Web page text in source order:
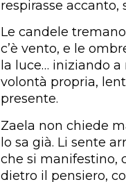
respirasse accanto,
Le candele
c’è vento, e le
la luce… iniziando
volontà propria,
presente.
Zaela non chiede
lo sa già. Li sente
che si manifestino,
dietro il pensiero,